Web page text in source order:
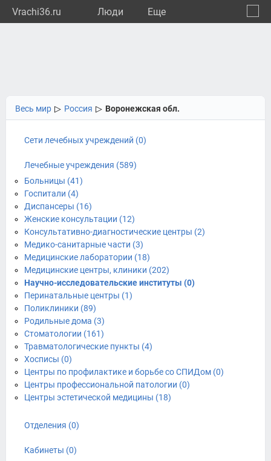
Vrachi36.ru Люди Eще
Весь мир ▷ Россия ▷ Воронежская обл.
Сети лечебных учреждений (0)
Лечебные учреждения (589)
Больницы (41)
Госпитали (4)
Диспансеры (16)
Женские консультации (12)
Консультативно-диагностические центры (2)
Медико-санитарные части (3)
Медицинские лаборатории (18)
Медицинские центры, клиники (202)
Научно-исследовательские институты (0)
Перинатальные центры (1)
Поликлиники (89)
Родильные дома (3)
Стоматологии (161)
Травматологические пункты (4)
Хосписы (0)
Центры по профилактике и борьбе со СПИДом (0)
Центры профессиональной патологии (0)
Центры эстетической медицины (18)
Отделения (0)
Кабинеты (0)